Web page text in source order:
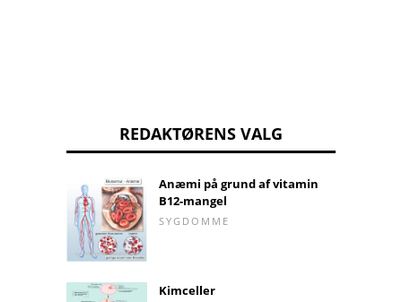
REDAKTØRENS VALG
Anæmi på grund af vitamin
B12-mangel
SYGDOMME
Kimceller